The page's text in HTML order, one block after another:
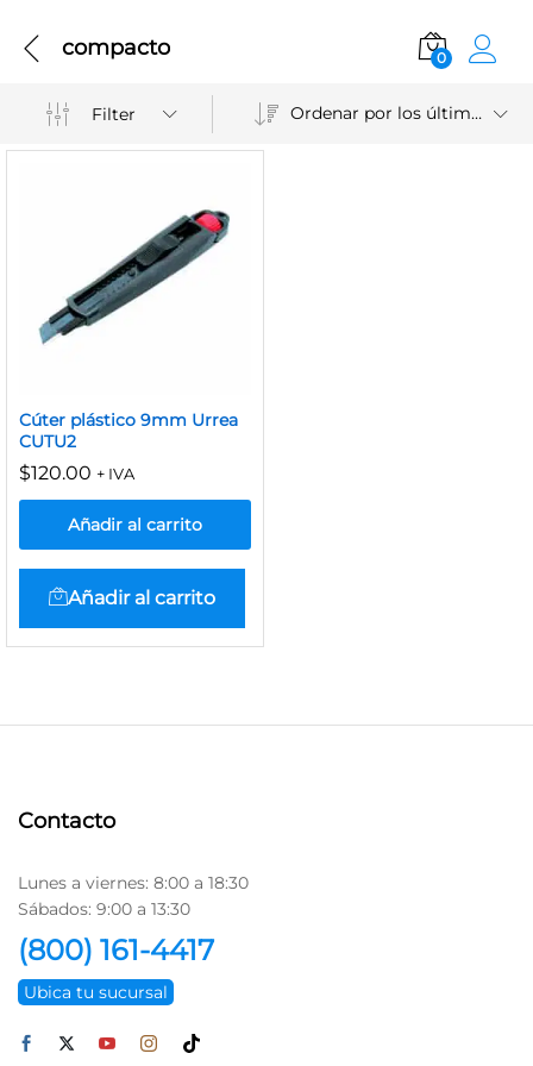
compacto 0
Filter Ordenar por los últimos
Cúter plástico 9mm Urrea
CUTU2
$120.00 + IVA
Añadir al carrito
Añadir al carrito
Contacto
Lunes a viernes: 8:00 a 18:30
Sábados: 9:00 a 13:30
(800) 161-4417
Ubica tu sucursal